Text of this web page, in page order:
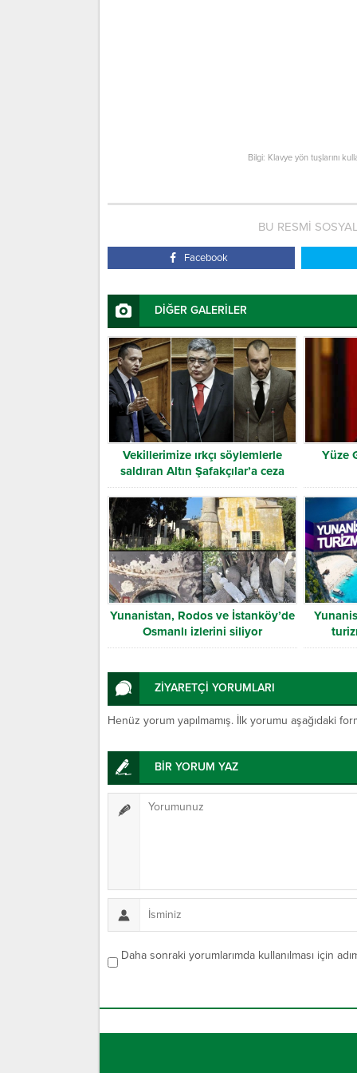
Bilgi: Klavye yön tuşlarını
BU RESMİ
Facebook
DİĞER GALERİLER
Vekillerimize ırkçı söylemlerle
saldıran Altın Şafakçılar’a ceza
Yüze
Yunanistan, Rodos ve İstanköy’de
Osmanlı izlerini siliyor
ZİYARETÇİ YORUMLARI
Henüz yorum yapılmamış. İlk yorumu aşağıdaki
BİR YORUM YAZ
Daha sonraki yorumlarımda kullanılması için